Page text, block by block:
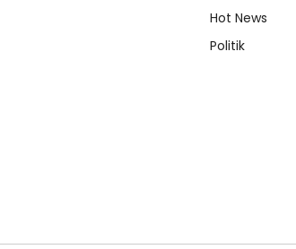
Hot News
Politik